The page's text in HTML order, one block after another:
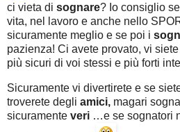
ci vieta di sognare? Io consiglio
vita, nel lavoro e anche nello
sicuramente meglio e se poi i
pazienza! Ci avete provato, vi
più sicuri di voi stessi e più forti
Sicuramente vi divertirete e se
troverete degli amici, magari
sicuramente veri …e se sognatori